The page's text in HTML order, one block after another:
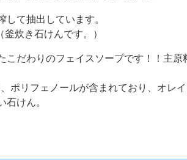
て抽出しています。
炊き石けんです。）
だわりのフェイスソープです！！主
ポリフェノールが含まれており、オレ
けん。